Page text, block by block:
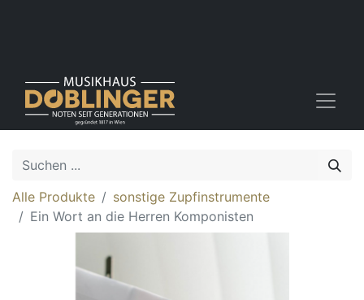
Alle Produkte
sonstige Zupfinstrumente
Ein Wort an die Herren Komponisten